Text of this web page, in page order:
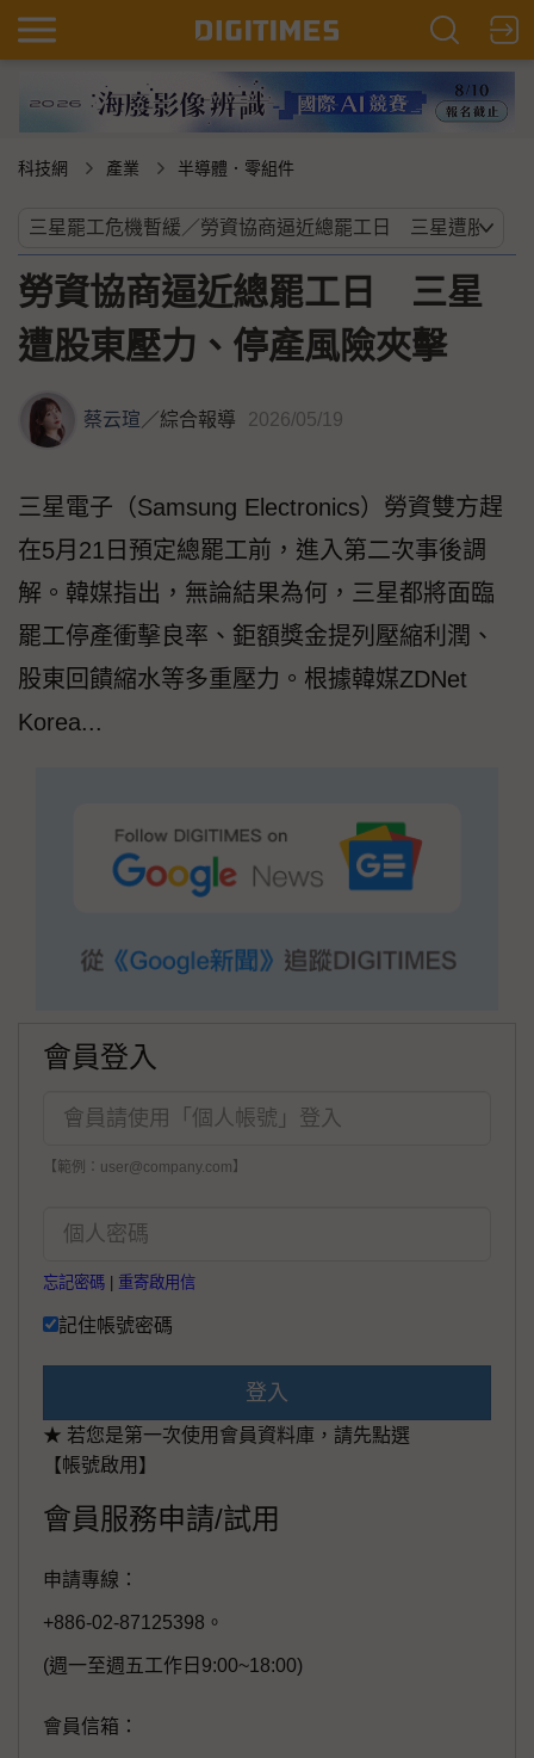
科技網 產業 半導體．零組件
勞資協商逼近總罷工日 三星
遭股東壓力、停產風險夾擊
蔡云瑄／綜合報導 2026/05/19
三星電子（Samsung Electronics）勞資雙方趕
在5月21日預定總罷工前，進入第二次事後調
解。韓媒指出，無論結果為何，三星都將面臨
罷工停產衝擊良率、鉅額獎金提列壓縮利潤、
股東回饋縮水等多重壓力。根據韓媒ZDNet
Korea...
會員登入
【範例：user@company.com】
忘記密碼 重寄啟用信
記住帳號密碼
登入
★ 若您是第一次使用會員資料庫，請先點選
【帳號啟用】
會員服務申請/試用
申請專線：
+886-02-87125398。
(週一至週五工作日9:00~18:00)
會員信箱：